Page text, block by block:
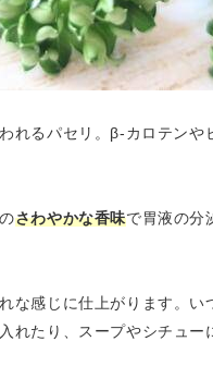
れるパセリ。β-カロテン
さわやかな香味で胃液の分
な感じに仕上がります。
れたり、スープやシチュー